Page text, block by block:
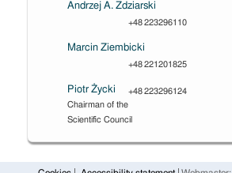
Andrzej A. Zdziarski
+48 223296110
Marcin Ziembicki
+48 221201825
Piotr Życki
+48 223296124
Chairman of the
Scientific Council